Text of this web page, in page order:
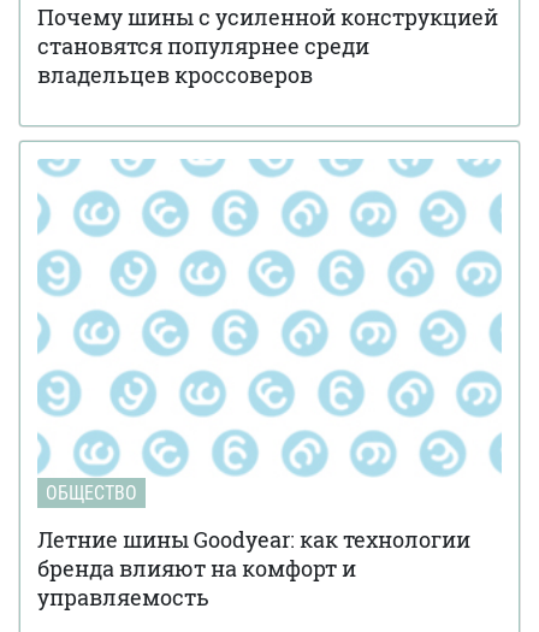
Почему шины с усиленной конструкцией
становятся популярнее среди
владельцев кроссоверов
ОБЩЕСТВО
Летние шины Goodyear: как технологии
бренда влияют на комфорт и
управляемость